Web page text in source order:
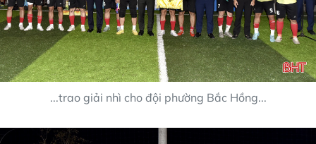
...trao giải nhì cho đội phường Bắc Hồng...